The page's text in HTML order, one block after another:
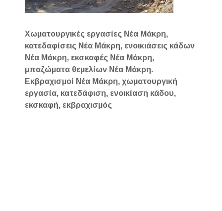
Χωματουργικές εργασίες Νέα Μάκρη,
κατεδαφίσεις Νέα Μάκρη, ενοικιάσεις κάδων
Νέα Μάκρη, εκσκαφές Νέα Μάκρη,
μπαζώματα θεμελίων Νέα Μάκρη.
Εκβραχισμοί Νέα Μάκρη, χωματουργική
εργασία, κατεδάφιση, ενοικίαση κάδου,
εκσκαφή, εκβραχισμός